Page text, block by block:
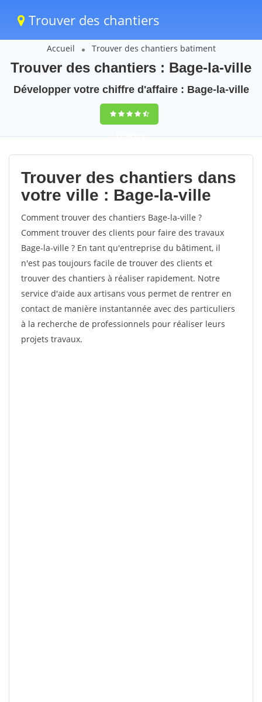
Trouver des chantiers
Accueil Trouver des chantiers batiment
Trouver des chantiers : Bage-la-ville
Développer votre chiffre d'affaire : Bage-la-ville
9,5(100%)61
votes
Trouver des chantiers dans
votre ville : Bage-la-ville
Comment trouver des chantiers Bage-la-ville ?
Comment trouver des clients pour faire des travaux
Bage-la-ville ? En tant qu'entreprise du bâtiment, il
n'est pas toujours facile de trouver des clients et
trouver des chantiers à réaliser rapidement. Notre
service d'aide aux artisans vous permet de rentrer en
contact de manière instantannée avec des particuliers
à la recherche de professionnels pour réaliser leurs
projets travaux.